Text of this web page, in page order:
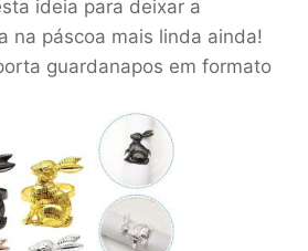
ideia para deixar a
na páscoa mais linda ainda!
guardanapos em formato